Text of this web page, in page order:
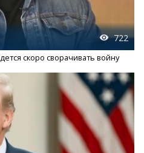
722
скоро сворачивать войну